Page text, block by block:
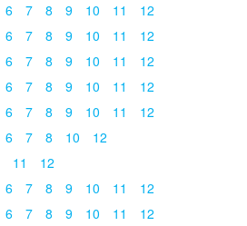
6 7 8 9 10 11
12
6 7 8 9 10 11
12
6 7 8 9 10 11
12
6 7 8 9 10 11
12
6 7 8 9 10 11
12
6 7 8 10
12
11
12
6 7 8 9 10 11
12
6 7 8 9 10 11
12